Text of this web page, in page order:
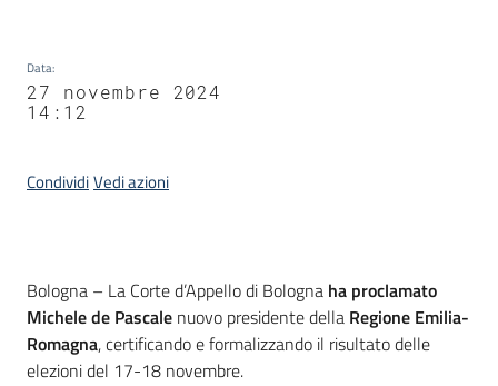
Data:
27 novembre 2024
14:12
CondividiVedi azioni
Contenuto
Bologna – La Corte d’Appello di Bologna ha proclamato
Michele de Pascale nuovo presidente della Regione Emilia-
Romagna, certificando e formalizzando il risultato delle
elezioni del 17-18 novembre.